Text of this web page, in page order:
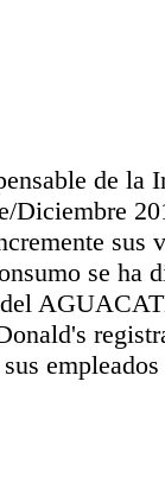
de la
Diciembre
sus
se ha